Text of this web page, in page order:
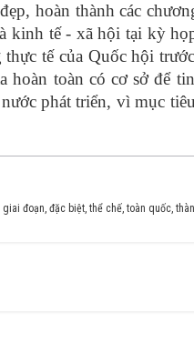
hoàn thànhcác
kinh tế - xã hội tại kỳ
tế của Quốc hội
toàn có cơ sở để
phát triển, vì mục
giai đoạn, đặc biệt, thể chế, toàn quốc,